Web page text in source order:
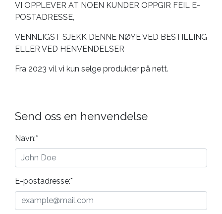
VI OPPLEVER AT NOEN KUNDER OPPGIR FEIL E-
POSTADRESSE,
VENNLIGST SJEKK DENNE NØYE VED BESTILLING
ELLER VED HENVENDELSER
Fra 2023 vil vi kun selge produkter på nett.
Send oss en henvendelse
Navn:*
E-postadresse:*